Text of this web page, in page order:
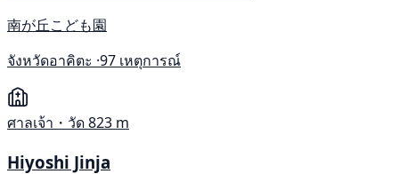
南が丘こども園
จังหวัดอาคิตะ ·97 เหตุการณ์
ศาลเจ้า・วัด823 m
Hiyoshi Jinja